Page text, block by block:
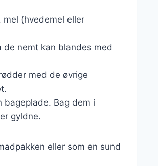
(hvedemel eller
nemt kan blandes med
med de øvrige
Bag dem i
gyldne.
eller som en sund